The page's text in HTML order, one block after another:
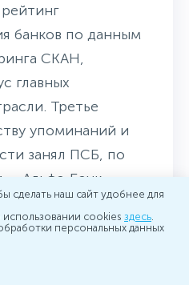
рейтинг
банков по данным
СКАН,
главных
Третье
упоминаний и
занял ПСБ, по
— Альфа-Банк.
также вошел Т-
сделать наш сайт удобнее для
cookies здесь.
персональных данных